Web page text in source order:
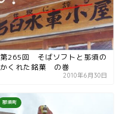
第265回 そばソフトと那須の
かくれた銘菓 の巻
2010年6月30日
那須町